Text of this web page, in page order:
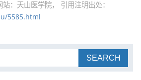
：天山医学院， 引用注明出处：
5585.html
SEARCH